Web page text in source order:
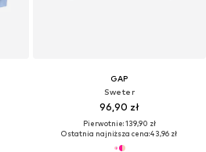
GAP
Sweter
96,90 zł
Pierwotnie: 139,90 zł
Ostatnia najniższa cena:43,96 zł